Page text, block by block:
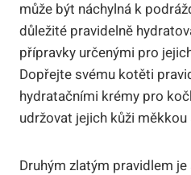
může být náchylná k
důležité pravidelně
přípravky určenými pro
Dopřejte svému kotěti
hydratačními krémy pro
udržovat jejich kůži měkkou
Druhým zlatým pravidlem